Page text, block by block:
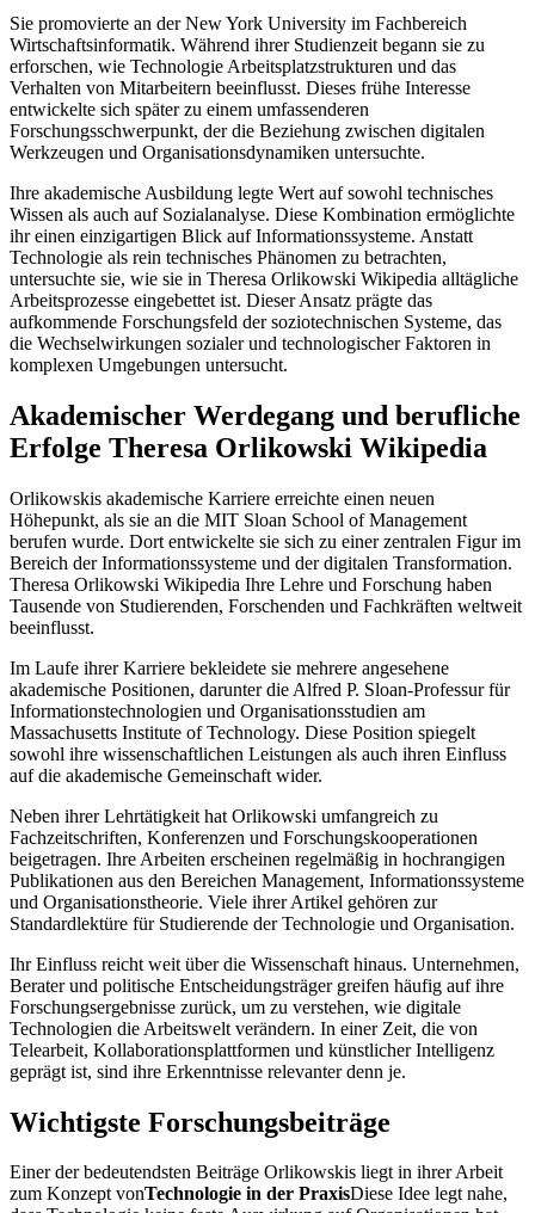
Sie promovierte an der New York University im Fachbereich
Wirtschaftsinformatik. Während ihrer Studienzeit begann sie zu
erforschen, wie Technologie Arbeitsplatzstrukturen und das
Verhalten von Mitarbeitern beeinflusst. Dieses frühe Interesse
entwickelte sich später zu einem umfassenderen
Forschungsschwerpunkt, der die Beziehung zwischen digitalen
Werkzeugen und Organisationsdynamiken untersuchte.
Ihre akademische Ausbildung legte Wert auf sowohl technisches
Wissen als auch auf Sozialanalyse. Diese Kombination ermöglichte
ihr einen einzigartigen Blick auf Informationssysteme. Anstatt
Technologie als rein technisches Phänomen zu betrachten,
untersuchte sie, wie sie in Theresa Orlikowski Wikipedia alltägliche
Arbeitsprozesse eingebettet ist. Dieser Ansatz prägte das
aufkommende Forschungsfeld der soziotechnischen Systeme, das
die Wechselwirkungen sozialer und technologischer Faktoren in
komplexen Umgebungen untersucht.
Akademischer Werdegang und berufliche
Erfolge Theresa Orlikowski Wikipedia
Orlikowskis akademische Karriere erreichte einen neuen
Höhepunkt, als sie an die MIT Sloan School of Management
berufen wurde. Dort entwickelte sie sich zu einer zentralen Figur im
Bereich der Informationssysteme und der digitalen Transformation.
Theresa Orlikowski Wikipedia Ihre Lehre und Forschung haben
Tausende von Studierenden, Forschenden und Fachkräften weltweit
beeinflusst.
Im Laufe ihrer Karriere bekleidete sie mehrere angesehene
akademische Positionen, darunter die Alfred P. Sloan-Professur für
Informationstechnologien und Organisationsstudien am
Massachusetts Institute of Technology. Diese Position spiegelt
sowohl ihre wissenschaftlichen Leistungen als auch ihren Einfluss
auf die akademische Gemeinschaft wider.
Neben ihrer Lehrtätigkeit hat Orlikowski umfangreich zu
Fachzeitschriften, Konferenzen und Forschungskooperationen
beigetragen. Ihre Arbeiten erscheinen regelmäßig in hochrangigen
Publikationen aus den Bereichen Management, Informationssysteme
und Organisationstheorie. Viele ihrer Artikel gehören zur
Standardlektüre für Studierende der Technologie und Organisation.
Ihr Einfluss reicht weit über die Wissenschaft hinaus. Unternehmen,
Berater und politische Entscheidungsträger greifen häufig auf ihre
Forschungsergebnisse zurück, um zu verstehen, wie digitale
Technologien die Arbeitswelt verändern. In einer Zeit, die von
Telearbeit, Kollaborationsplattformen und künstlicher Intelligenz
geprägt ist, sind ihre Erkenntnisse relevanter denn je.
Wichtigste Forschungsbeiträge
Einer der bedeutendsten Beiträge Orlikowskis liegt in ihrer Arbeit
zum Konzept vonTechnologie in der PraxisDiese Idee legt nahe,